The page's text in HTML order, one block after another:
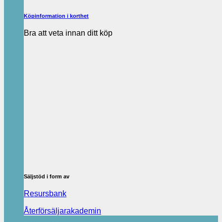
Köpinformation i korthet
Bra att veta innan ditt köp
Säljstöd i form av
Resursbank
Återförsäljarakademin